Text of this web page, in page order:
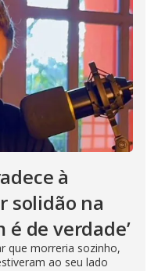
à
solidão na
é de verdade’
que morreria sozinho,
ao seu lado